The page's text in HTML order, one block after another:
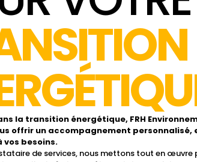
la transition énergétique, FRH
offrir un accompagnement personnalisé,
vos besoins.
de services, nous mettons tout en œuvre